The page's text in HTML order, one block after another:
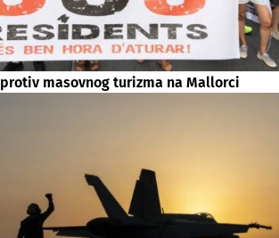
masovnog turizma na Mallorci